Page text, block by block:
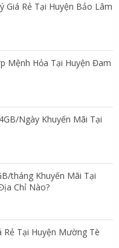
Giá Rẻ Tại Huyện Bảo Lâm
Mệnh Hỏa Tại Huyện Đam
Ngày Khuyến Mãi Tại
tháng Khuyến Mãi Tại
Chỉ Nào?
Rẻ Tại Huyện Mường Tè